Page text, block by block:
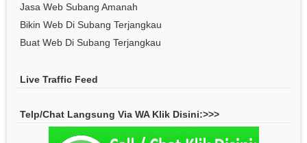
Jasa Web Subang Amanah
Bikin Web Di Subang Terjangkau
Buat Web Di Subang Terjangkau
Live Traffic Feed
Telp/Chat Langsung Via WA Klik Disini:>>>